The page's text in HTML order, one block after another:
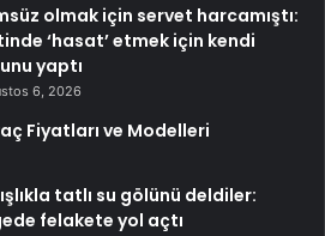
olmak için servet harcamıştı:
‘hasat’ etmek için kendi
yaptı
6, 2026
Fiyatları ve Modelleri
tatlı su gölünü deldiler:
felakete yol açtı